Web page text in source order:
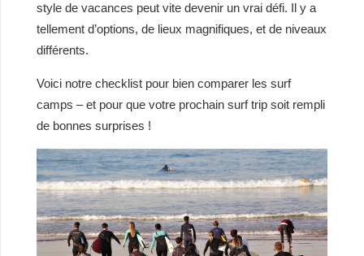
style de vacances peut vite devenir un vrai défi. Il y a
tellement d’options, de lieux magnifiques, et de niveaux
différents.
Voici notre checklist pour bien comparer les surf
camps – et pour que votre prochain surf trip soit rempli
de bonnes surprises !